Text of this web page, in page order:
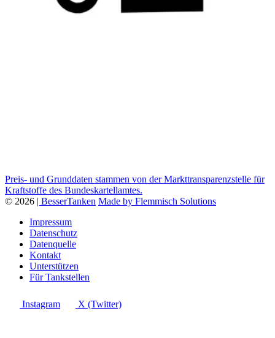
Preis- und Grunddaten stammen von der Markttransparenzstelle für
Kraftstoffe des Bundeskartellamtes.
© 2026 | BesserTanken Made by Flemmisch Solutions
Impressum
Datenschutz
Datenquelle
Kontakt
Unterstützen
Für Tankstellen
Instagram X (Twitter)